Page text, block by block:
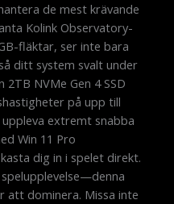
de mest krävande
Kolink Observatory-
fläktar, ser inte bara
ditt system svalt under
NVMe Gen 4 SSD
på upp till
extremt snabba
Win 11 Pro
dig in i spelet direkt.
att dominera. Missa inte